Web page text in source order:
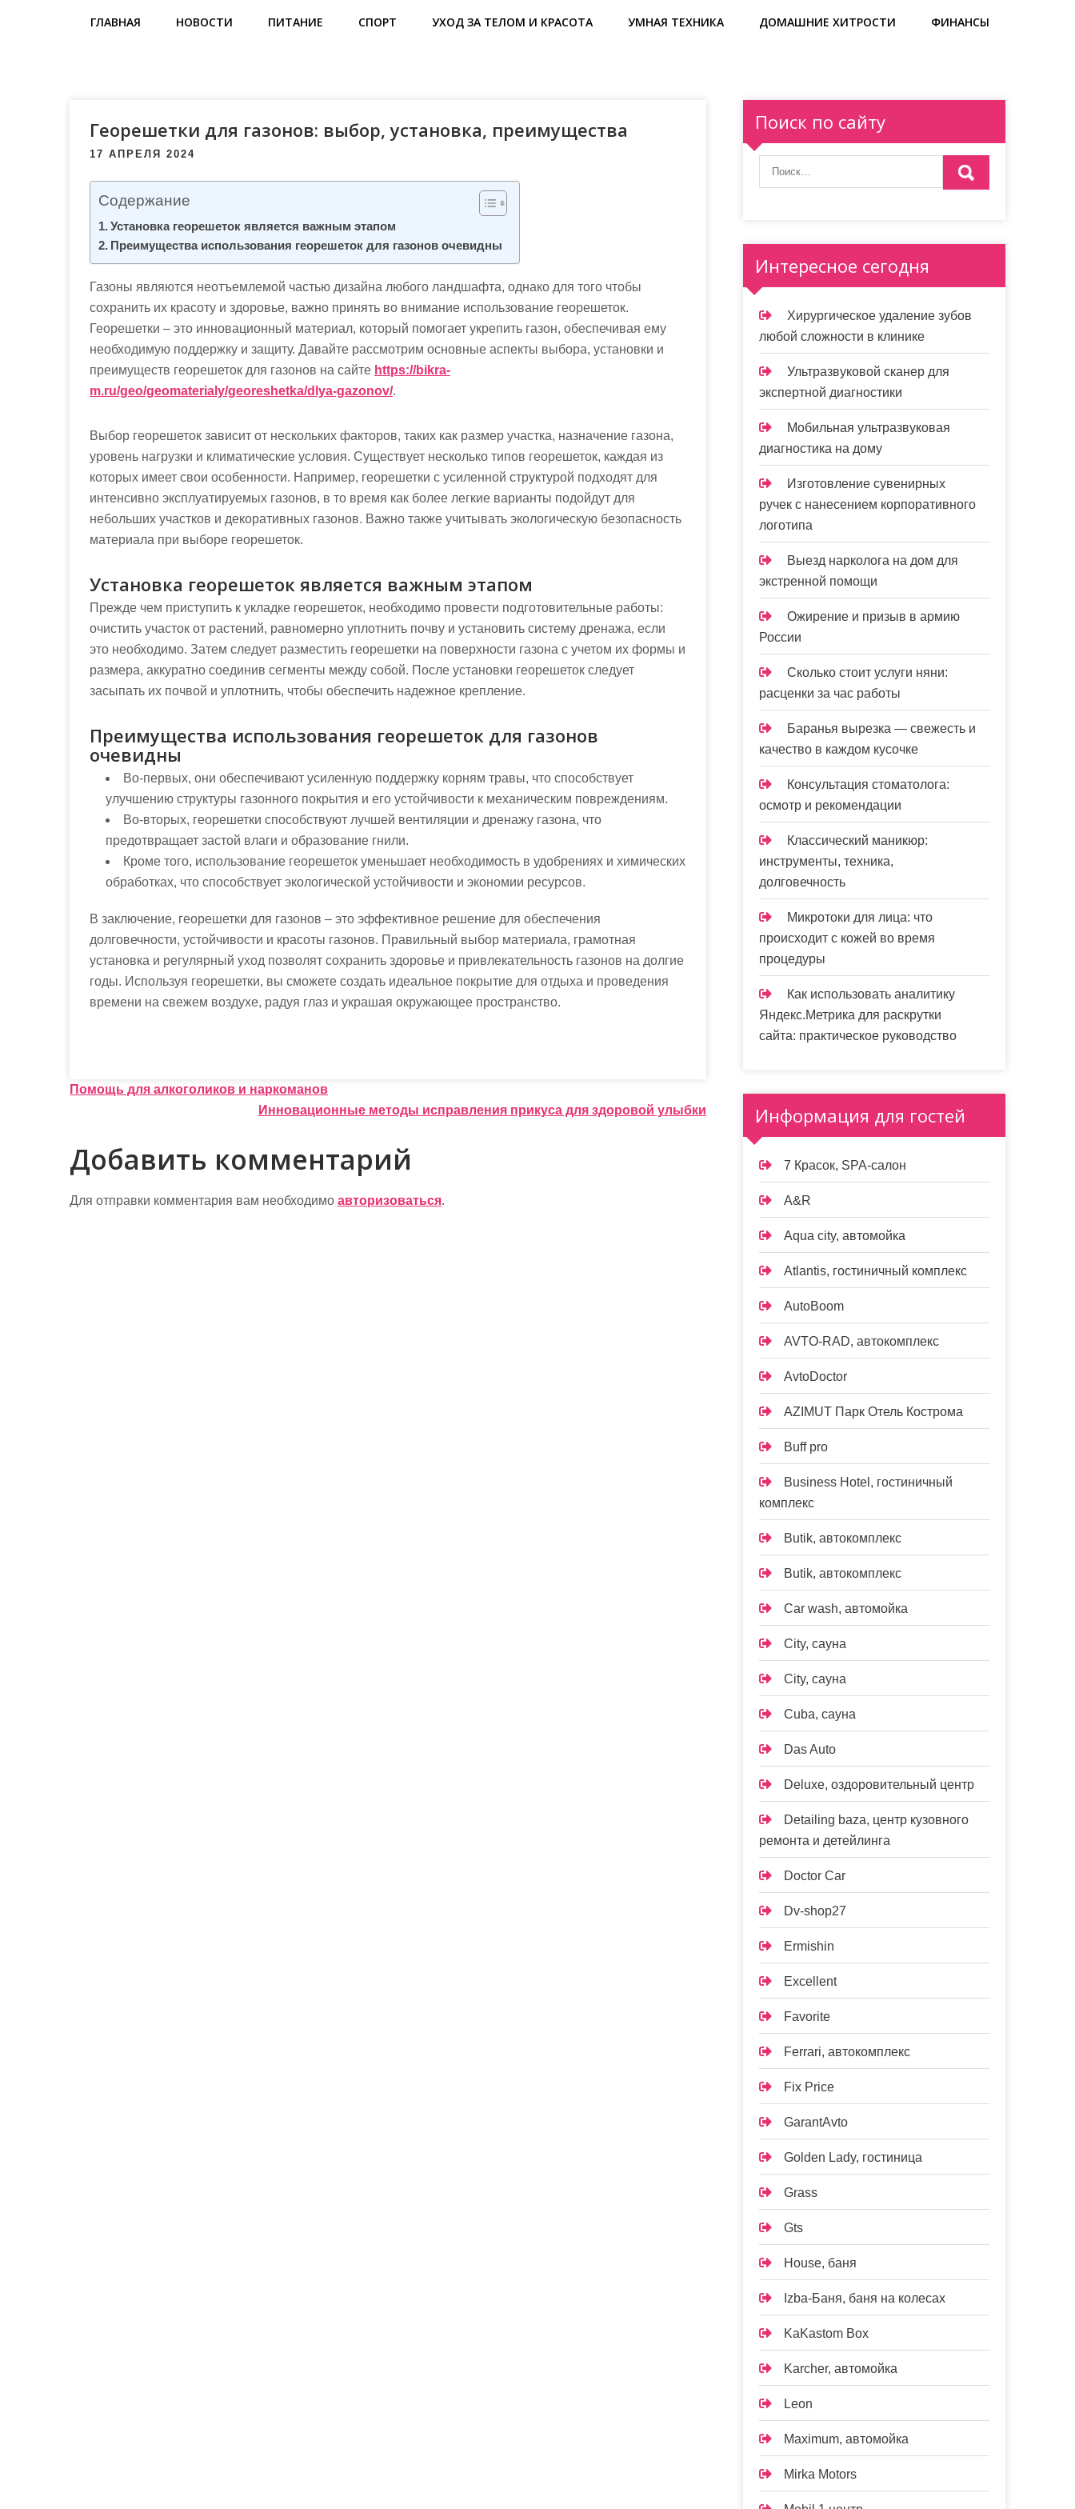
ГЛАВНАЯ НОВОСТИ ПИТАНИЕ СПОРТ УХОД ЗА ТЕЛОМ И КРАСОТА УМНАЯ ТЕХНИКА ДОМАШНИЕ ХИТРОСТИ ФИНАНСЫ
Георешетки для газонов: выбор, установка, преимущества
17 АПРЕЛЯ 2024
Содержание
Установка георешеток является важным этапом
Преимущества использования георешеток для газонов очевидны
Газоны являются неотъемлемой частью дизайна любого ландшафта, однако для того чтобы
сохранить их красоту и здоровье, важно принять во внимание использование георешеток.
Георешетки – это инновационный материал, который помогает укрепить газон, обеспечивая ему
необходимую поддержку и защиту. Давайте рассмотрим основные аспекты выбора, установки и
преимуществ георешеток для газонов на сайте https://bikra-
m.ru/geo/geomaterialy/georeshetka/dlya-gazonov/.
Выбор георешеток зависит от нескольких факторов, таких как размер участка, назначение газона,
уровень нагрузки и климатические условия. Существует несколько типов георешеток, каждая из
которых имеет свои особенности. Например, георешетки с усиленной структурой подходят для
интенсивно эксплуатируемых газонов, в то время как более легкие варианты подойдут для
небольших участков и декоративных газонов. Важно также учитывать экологическую безопасность
материала при выборе георешеток.
Установка георешеток является важным этапом
Прежде чем приступить к укладке георешеток, необходимо провести подготовительные работы:
очистить участок от растений, равномерно уплотнить почву и установить систему дренажа, если
это необходимо. Затем следует разместить георешетки на поверхности газона с учетом их формы и
размера, аккуратно соединив сегменты между собой. После установки георешеток следует
засыпать их почвой и уплотнить, чтобы обеспечить надежное крепление.
Преимущества использования георешеток для газонов
очевидны
Во-первых, они обеспечивают усиленную поддержку корням травы, что способствует
улучшению структуры газонного покрытия и его устойчивости к механическим повреждениям.
Во-вторых, георешетки способствуют лучшей вентиляции и дренажу газона, что
предотвращает застой влаги и образование гнили.
Кроме того, использование георешеток уменьшает необходимость в удобрениях и химических
обработках, что способствует экологической устойчивости и экономии ресурсов.
В заключение, георешетки для газонов – это эффективное решение для обеспечения
долговечности, устойчивости и красоты газонов. Правильный выбор материала, грамотная
установка и регулярный уход позволят сохранить здоровье и привлекательность газонов на долгие
годы. Используя георешетки, вы сможете создать идеальное покрытие для отдыха и проведения
времени на свежем воздухе, радуя глаз и украшая окружающее пространство.
Н
в
и
г
Помощь для алкоголиков и наркоманов
Инновационные методы исправления прикуса для здоровой улыбки
Добавить комментарий
Для отправки комментария вам необходимо авторизоваться.
Поиск по сайту
Интересное сегодня
Хирургическое удаление зубов
любой сложности в клинике
Ультразвуковой сканер для
экспертной диагностики
Мобильная ультразвуковая
диагностика на дому
Изготовление сувенирных
ручек с нанесением корпоративного
логотипа
Выезд нарколога на дом для
экстренной помощи
Ожирение и призыв в армию
России
Сколько стоит услуги няни:
расценки за час работы
Баранья вырезка — свежесть и
качество в каждом кусочке
Консультация стоматолога:
осмотр и рекомендации
Классический маникюр:
инструменты, техника,
долговечность
Микротоки для лица: что
происходит с кожей во время
процедуры
Как использовать аналитику
Яндекс.Метрика для раскрутки
сайта: практическое руководство
Информация для гостей
7 Красок, SPA-салон
A&R
Aqua city, автомойка
Atlantis, гостиничный комплекс
AutoBoom
AVTO-RAD, автокомплекс
AvtoDoctor
AZIMUT Парк Отель Кострома
Buff pro
Business Hotel, гостиничный
комплекс
Butik, автокомплекс
Butik, автокомплекс
Car wash, автомойка
City, сауна
City, сауна
Cuba, сауна
Das Auto
Deluxe, оздоровительный центр
Detailing baza, центр кузовного
ремонта и детейлинга
Doctor Car
Dv-shop27
Ermishin
Excellent
Favorite
Ferrari, автокомплекс
Fix Price
GarantAvto
Golden Lady, гостиница
Grass
Gts
House, баня
Izba-Баня, баня на колесах
KaKastom Box
Karcher, автомойка
Leon
Maximum, автомойка
Mirka Motors